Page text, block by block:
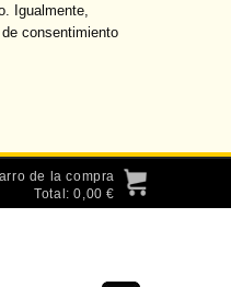
Igualmente,
consentimiento
de la compra
Total: 0,00 €